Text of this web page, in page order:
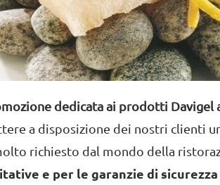
dedicata ai prodotti Davigel
a disposizione dei nostri clienti
richiesto dal mondo della
e per le garanzie di